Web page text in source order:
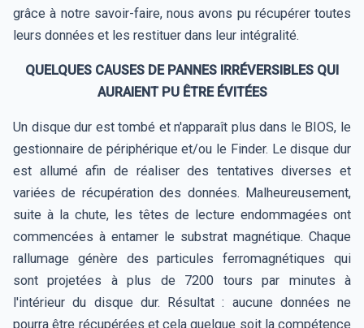
grâce à notre savoir-faire, nous avons pu récupérer toutes
leurs données et les restituer dans leur intégralité.
QUELQUES CAUSES DE PANNES IRRÉVERSIBLES QUI
AURAIENT PU ÊTRE ÉVITÉES
Un disque dur est tombé et n'apparaît plus dans le BIOS, le
gestionnaire de périphérique et/ou le Finder. Le disque dur
est allumé afin de réaliser des tentatives diverses et
variées de récupération des données. Malheureusement,
suite à la chute, les têtes de lecture endommagées ont
commencées à entamer le substrat magnétique. Chaque
rallumage génère des particules ferromagnétiques qui
sont projetées à plus de 7200 tours par minutes à
l'intérieur du disque dur. Résultat : aucune données ne
pourra être récupérées et cela quelque soit la compétence